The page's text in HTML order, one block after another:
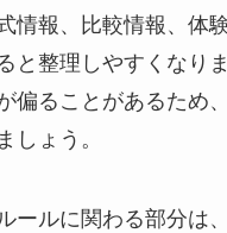
情報、比較情報、体
と整理しやすくなり
偏ることがあるため
しょう。
ールに関わる部分は